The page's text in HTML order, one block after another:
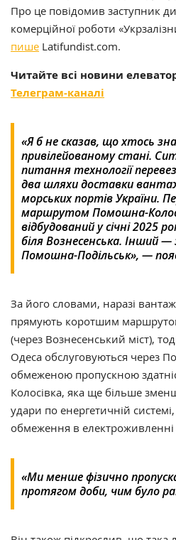
Про це повідомив заступник
комерційної роботи
пише Latifundist.com.​
Читайте всі новини
Телеграм-каналі
«Я б не сказав, що хтось
привілейованому стані.
питання технології
два шляхи доставки
морських портів України.
маршрутом Помошна-
відбудований у січні 2025
біля Вознесенська. Інший
Помошна-Подільськ», —
За його словами, наразі
прямують коротшим
(через Вознесенський міст),
Одеса обслуговуються через
обмеженою пропускною
Колосівка, яка ще більше
удари по енергетичній
обмеження в електроживленні
«Ми менше фізично
протягом доби, чим було